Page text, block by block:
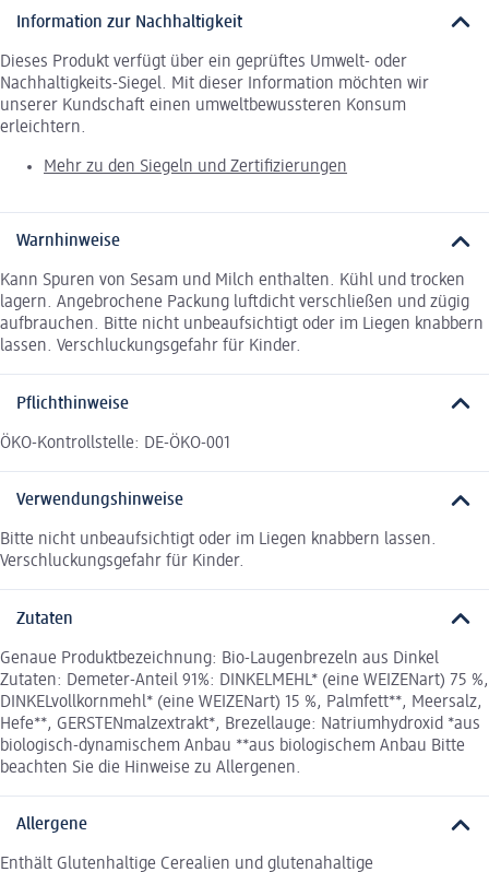
Information zur Nachhaltigkeit
Dieses Produkt verfügt über ein geprüftes Umwelt- oder
Nachhaltigkeits-Siegel. Mit dieser Information möchten wir
unserer Kundschaft einen umweltbewussteren Konsum
erleichtern.
Mehr zu den Siegeln und Zertifizierungen
Warnhinweise
Kann Spuren von Sesam und Milch enthalten. Kühl und trocken
lagern. Angebrochene Packung luftdicht verschließen und zügig
aufbrauchen. Bitte nicht unbeaufsichtigt oder im Liegen knabbern
lassen. Verschluckungsgefahr für Kinder.
Pflichthinweise
ÖKO-Kontrollstelle: DE-ÖKO-001
Verwendungshinweise
Bitte nicht unbeaufsichtigt oder im Liegen knabbern lassen.
Verschluckungsgefahr für Kinder.
Zutaten
Genaue Produktbezeichnung: Bio-Laugenbrezeln aus Dinkel
Zutaten: Demeter-Anteil 91%: DINKELMEHL* (eine WEIZENart) 75 %,
DINKELvollkornmehl* (eine WEIZENart) 15 %, Palmfett**, Meersalz,
Hefe**, GERSTENmalzextrakt*, Brezellauge: Natriumhydroxid *aus
biologisch-dynamischem Anbau **aus biologischem Anbau Bitte
beachten Sie die Hinweise zu Allergenen.
Allergene
Enthält Glutenhaltige Cerealien und glutenahaltige